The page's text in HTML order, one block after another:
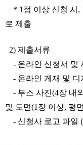
* 1점 이상 신청 시,
로 제출
2) 제출서류
- 온라인 신청서 및
- 온라인 게재 및 디
- 부스 사진(4장 내
및 도면(1장 이상, 평
- 신청사 로고 파일